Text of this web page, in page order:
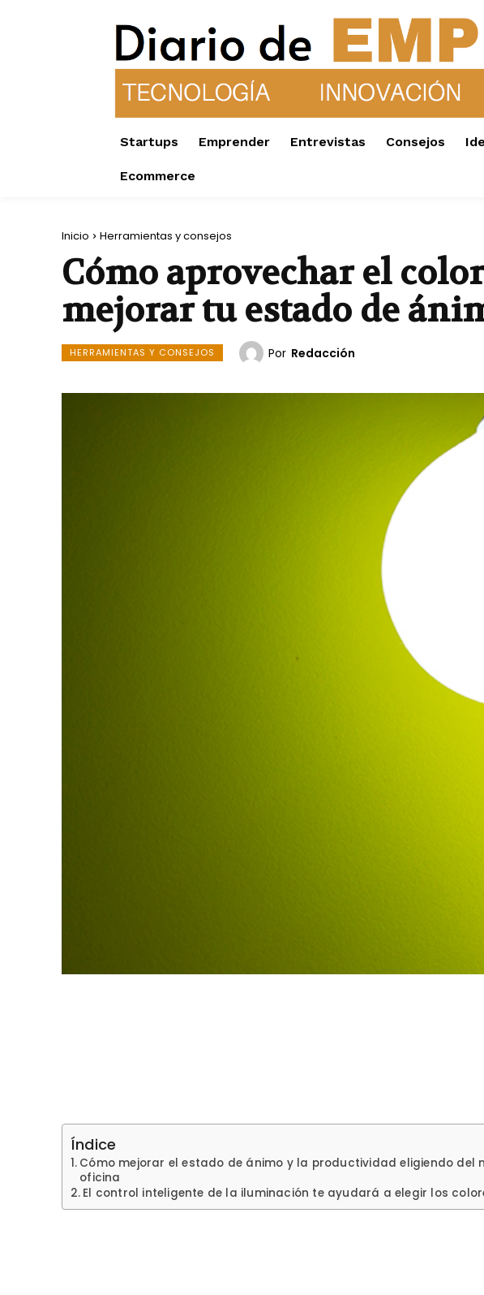
Startups Emprender Entrevistas Consejos
Ecommerce
Inicio Herramientas y consejos
Cómo aprovechar el
mejorar tu estado de
HERRAMIENTAS Y CONSEJOS Por Redacción
Índice
Cómo mejorar el estado de ánimo y la productividad eligiendo del
oficina
El control inteligente de la iluminación te ayudará a elegir los